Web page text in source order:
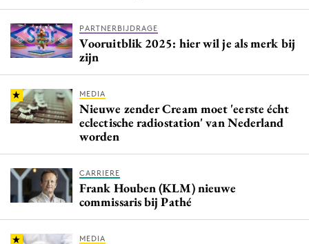
PARTNERBIJDRAGE
Vooruitblik 2025: hier wil je als merk bij
zijn
MEDIA
Nieuwe zender Cream moet 'eerste écht
eclectische radiostation' van Nederland
worden
CARRIERE
Frank Houben (KLM) nieuwe
commissaris bij Pathé
MEDIA